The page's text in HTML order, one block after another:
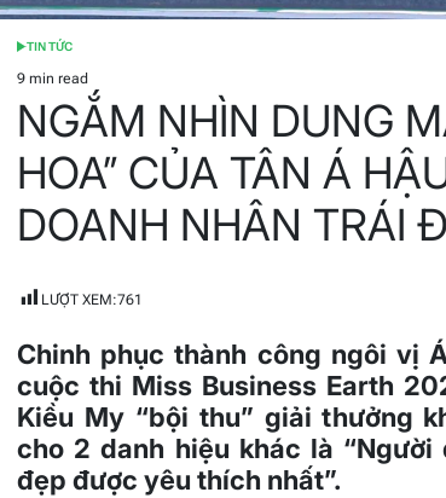
POSTED
IN
TIN TỨC
Estimated
read
time
9 min read
NGẮM NHÌN DUNG
HOA” CỦA TÂN Á
DOANH NHÂN TRÁI
LƯỢT XEM:761
Chinh phục thành công ngôi vị
cuộc thi Miss Business Earth
Kiều My “bội thu” giải thưởng
cho 2 danh hiệu khác là “Người
đẹp được yêu thích nhất”.